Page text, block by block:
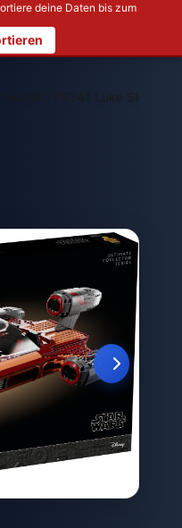
deine Daten bis zum
LEGO 75341 Luke